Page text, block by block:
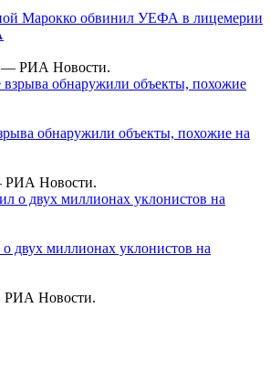
Марокко обвинил УЕФА в лицемерии
РИА Новости.
обнаружили объекты, похожие на
Новости.
двух миллионах уклонистов на
Новости.